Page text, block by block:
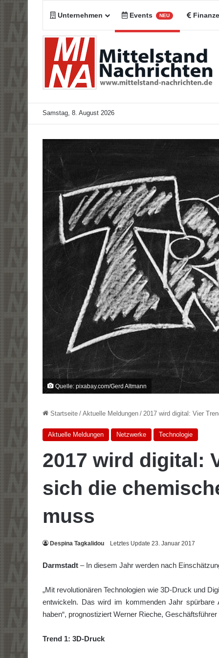
Unternehmen Events NEU
Samstag, 8. August 2026
Quelle: pixabay.com/Gerd Altmann
Startseite / Aktuelle Meldungen / 2017 wird digital: Vier
Aktuelle Meldungen Netzwerke Technologie
2017 wird digital:
sich die
muss
Despina Tagkalidou Letztes Update 23. Januar 2017
Darmstadt – In diesem Jahr werden nach
„Mit revolutionären Technologien wie 3D-Druck und
entwickeln. Das wird im kommenden Jahr spürbare
haben“, prognostiziert Werner Rieche,
Trend 1: 3D-Druck